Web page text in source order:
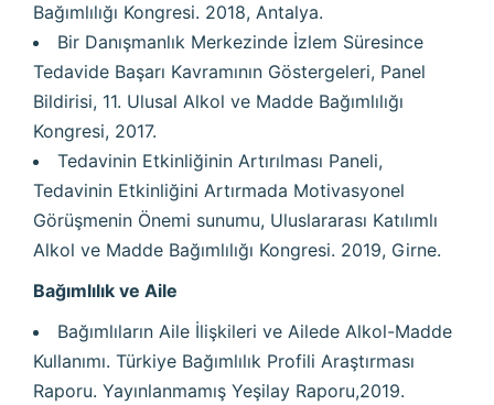
Bağımlılığı Kongresi. 2018, Antalya.
Bir Danışmanlık Merkezinde İzlem Süresince
Tedavide Başarı Kavramının Göstergeleri, Panel
Bildirisi, 11. Ulusal Alkol ve Madde Bağımlılığı
Kongresi, 2017.
Tedavinin Etkinliğinin Artırılması Paneli,
Tedavinin Etkinliğini Artırmada Motivasyonel
Görüşmenin Önemi sunumu, Uluslararası Katılımlı
Alkol ve Madde Bağımlılığı Kongresi. 2019, Girne.
Bağımlılık ve Aile
Bağımlıların Aile İlişkileri ve Ailede Alkol-Madde
Kullanımı. Türkiye Bağımlılık Profili Araştırması
Raporu. Yayınlanmamış Yeşilay Raporu,2019.